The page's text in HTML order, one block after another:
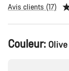
Avis clients (17)
Configuration
du
Couleur: